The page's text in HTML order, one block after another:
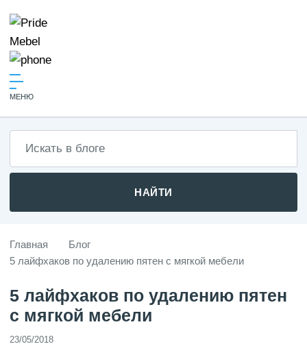
МЕНЮ
НАЙТИ
Главная
Блог
5 лайфхаков по удалению пятен с мягкой мебели
5 лайфхаков по удалению пятен
с мягкой мебели
23/05/2018